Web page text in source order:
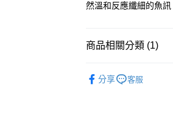
免運費
然溫和反應纖細的魚
商品相關分類 (1)
分享
客服